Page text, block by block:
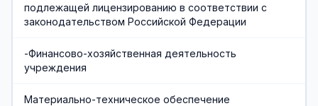
подлежащей лицензированию в соответствии с
законодательством Российской Федерации
-Финансово-хозяйственная деятельность
учреждения
Материально-техническое обеспечение